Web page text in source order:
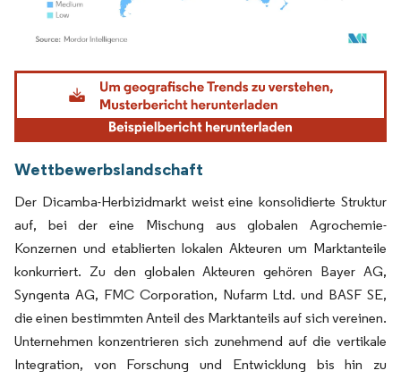
Bild © Mordor Intelligence. Wiederverwendung erfordert Namensnennung gemäß
Wettbewerbslandschaft
Der Dicamba-Herbizidmarkt weist eine konsolidierte Struktur
auf, bei der eine Mischung aus globalen Agrochemie-
Konzernen und etablierten lokalen Akteuren um Marktanteile
konkurriert. Zu den globalen Akteuren gehören Bayer AG,
Syngenta AG, FMC Corporation, Nufarm Ltd. und BASF SE,
die einen bestimmten Anteil des Marktanteils auf sich vereinen.
Unternehmen konzentrieren sich zunehmend auf die vertikale
Integration, von Forschung und Entwicklung bis hin zu